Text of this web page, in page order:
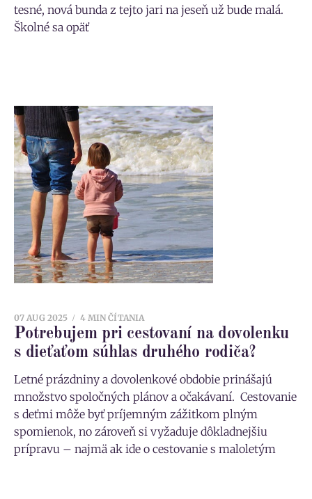
tesné, nová bunda z tejto jari na jeseň už bude malá.
Školné sa opäť
Potrebujem pri cestovaní na dovolenku
s dieťaťom súhlas druhého rodiča?
07 AUG 2025 4 MIN ČÍTANIA
Letné prázdniny a dovolenkové obdobie prinášajú
množstvo spoločných plánov a očakávaní. Cestovanie
s deťmi môže byť príjemným zážitkom plným
spomienok, no zároveň si vyžaduje dôkladnejšiu
prípravu – najmä ak ide o cestovanie s maloletým